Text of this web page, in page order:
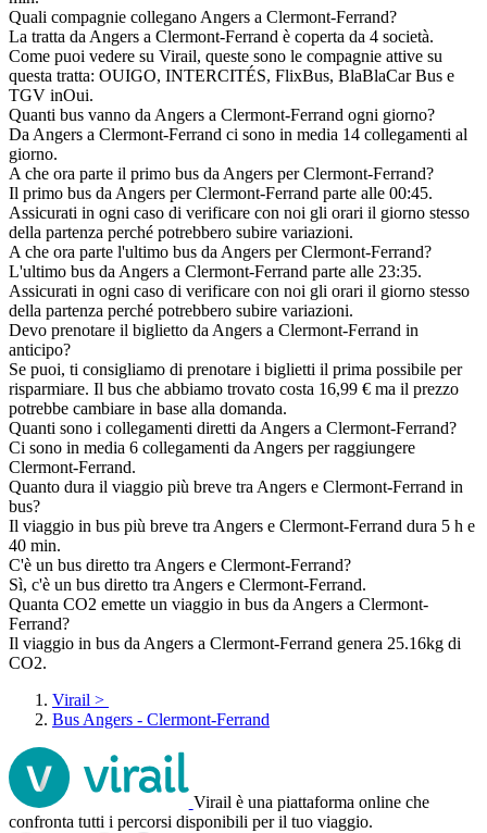
Quali compagnie collegano Angers a Clermont-Ferrand?
La tratta da Angers a Clermont-Ferrand è coperta da 4 società.
Come puoi vedere su Virail, queste sono le compagnie attive su
questa tratta: OUIGO, INTERCITÉS, FlixBus, BlaBlaCar Bus e
TGV inOui.
Quanti bus vanno da Angers a Clermont-Ferrand ogni giorno?
Da Angers a Clermont-Ferrand ci sono in media 14 collegamenti al
giorno.
A che ora parte il primo bus da Angers per Clermont-Ferrand?
Il primo bus da Angers per Clermont-Ferrand parte alle 00:45.
Assicurati in ogni caso di verificare con noi gli orari il giorno stesso
della partenza perché potrebbero subire variazioni.
A che ora parte l'ultimo bus da Angers per Clermont-Ferrand?
L'ultimo bus da Angers a Clermont-Ferrand parte alle 23:35.
Assicurati in ogni caso di verificare con noi gli orari il giorno stesso
della partenza perché potrebbero subire variazioni.
Devo prenotare il biglietto da Angers a Clermont-Ferrand in
anticipo?
Se puoi, ti consigliamo di prenotare i biglietti il prima possibile per
risparmiare. Il bus che abbiamo trovato costa 16,99 € ma il prezzo
potrebbe cambiare in base alla domanda.
Quanti sono i collegamenti diretti da Angers a Clermont-Ferrand?
Ci sono in media 6 collegamenti da Angers per raggiungere
Clermont-Ferrand.
Quanto dura il viaggio più breve tra Angers e Clermont-Ferrand in
bus?
Il viaggio in bus più breve tra Angers e Clermont-Ferrand dura 5 h e
40 min.
C'è un bus diretto tra Angers e Clermont-Ferrand?
Sì, c'è un bus diretto tra Angers e Clermont-Ferrand.
Quanta CO2 emette un viaggio in bus da Angers a Clermont-
Ferrand?
Il viaggio in bus da Angers a Clermont-Ferrand genera 25.16kg di
CO2.
Virail >
Bus Angers - Clermont-Ferrand
Virail è una piattaforma online che
confronta tutti i percorsi disponibili per il tuo viaggio.